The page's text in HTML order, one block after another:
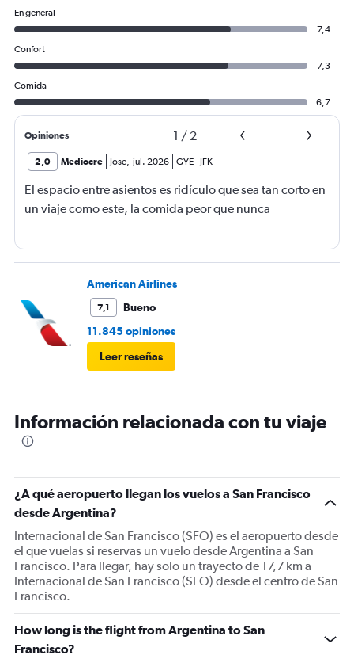
En general
7,4
Confort
7,3
Comida
6,7
Opiniones 1 / 2
2,0 Mediocre Jose, jul. 2026 GYE- JFK
El espacio entre asientos es ridículo que sea tan corto en
un viaje como este, la comida peor que nunca
American Airlines
7,1
Bueno
11.845 opiniones
Leer reseñas
Información relacionada con tu viaje
¿A qué aeropuerto llegan los vuelos a San Francisco
desde Argentina?
Internacional de San Francisco (SFO) es el aeropuerto desde
el que vuelas si reservas un vuelo desde Argentina a San
Francisco. Para llegar, hay solo un trayecto de 17,7 km a
Internacional de San Francisco (SFO) desde el centro de San
Francisco.
How long is the flight from Argentina to San
Francisco?